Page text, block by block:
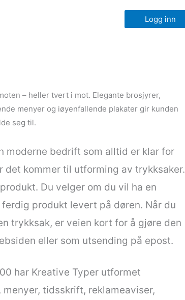
Logg inn
– heller tvert i mot. Elegante brosjyrer,
menyer og iøyenfallende plakater gir kunden
seg til.
moderne bedrift som alltid er klar for
det kommer til utforming av trykksaker.
Du velger om du vil ha en
produkt levert på døren. Når du
trykksak, er veien kort for å gjøre den
eller som utsending på epost.
har Kreative Typer utformet
tidsskrift, reklameaviser,